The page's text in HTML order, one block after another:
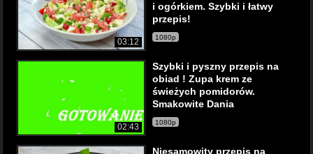
03:12
i ogórkiem. Szybki i łatwy
przepis!
1080p
02:43
Szybki i pyszny przepis na
obiad ! Zupa krem ze
świeżych pomidorów.
Smakowite Dania
1080p
Niesamowity przepis na